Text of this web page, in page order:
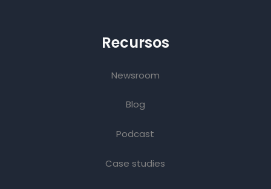
Recursos
Newsroom
Blog
Podcast
Case studies